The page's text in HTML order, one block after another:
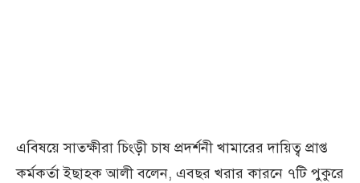
এবিষয়ে সাতক্ষীরা চিংড়ী চাষ প্রদর্শনী খামারের দায়িত্ব প্রাপ্ত
কর্মকর্তা ইছাহক আলী বলেন, এবছর খরার কারনে ৭টি পুকুরে